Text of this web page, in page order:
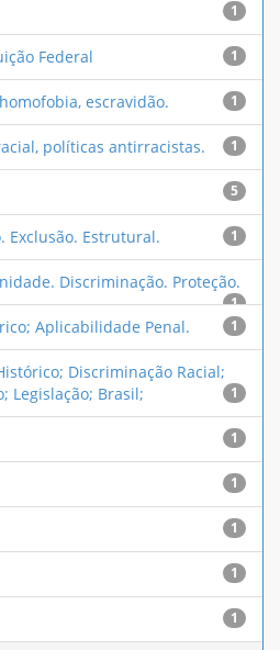
1
Federal 1
escravidão. 1
políticas antirracistas. 1
5
Exclusão. Estrutural. 1
Discriminação. Proteção.
1
Aplicabilidade Penal. 1
Discriminação Racial;
Legislação; Brasil;
1
1
1
1
1
1